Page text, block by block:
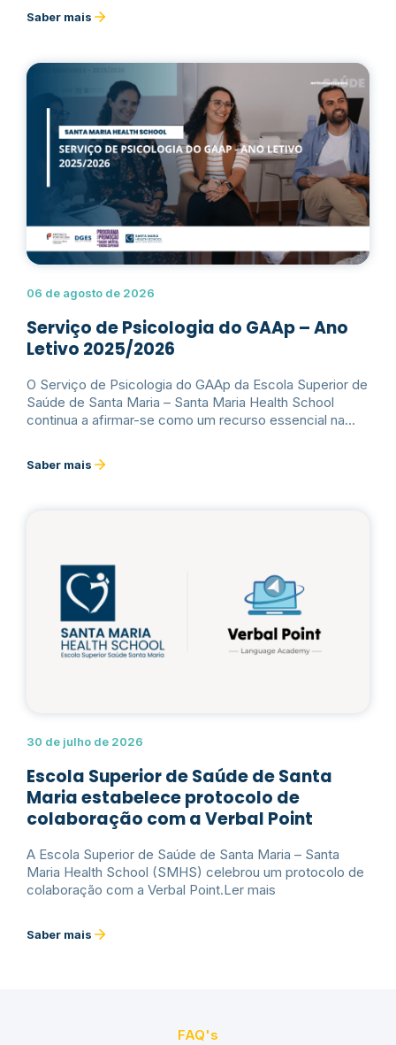
Saber mais
06 de agosto de 2026
Serviço de Psicologia do GAAp – Ano
Letivo 2025/2026
O Serviço de Psicologia do GAAp da Escola Superior de
Saúde de Santa Maria – Santa Maria Health School
continua a afirmar-se como um recurso essencial na
da comunidade académica, de acordo com os dados
relativos ao seu funcionamento e avaliação.Ler mais
Saber mais
30 de julho de 2026
Escola Superior de Saúde de Santa
Maria estabelece protocolo de
colaboração com a Verbal Point
A Escola Superior de Saúde de Santa Maria – Santa
Maria Health School (SMHS) celebrou um protocolo de
colaboração com a Verbal Point.Ler mais
Saber mais
FAQ's